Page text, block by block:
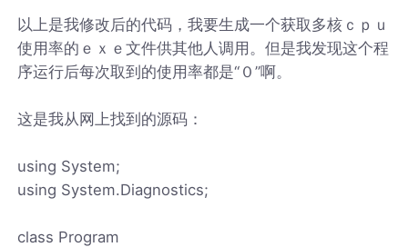
以上是我修改后的代码，我要生成一个获取多核ｃｐｕ
使用率的ｅｘｅ文件供其他人调用。但是我发现这个程
序运行后每次取到的使用率都是“０”啊。
这是我从网上找到的源码：
using System;
using System.Diagnostics;
class Program